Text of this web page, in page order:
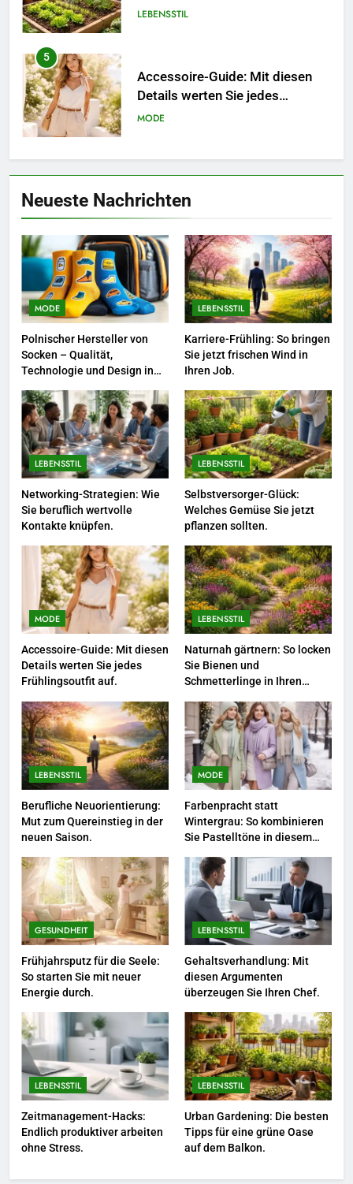
sollten.
LEBENSSTIL
5
Accessoire-Guide: Mit diesen
Details werten Sie jedes
Frühlingsoutfit auf.
MODE
6
Sie Bienen und Schmetterlinge
in Ihren Garten.
LEBENSSTIL
7
Berufliche Neuorientierung: Mut
zum Quereinstieg in der neuen
Saison.
LEBENSSTIL
8
Farbenpracht statt Wintergrau:
So kombinieren Sie Pastelltöne
in diesem Jahr.
MODE
1
Polnischer Hersteller von
Socken – Qualität, Technologie
und Design in einem
2
Karriere-Frühling: So bringen Sie
jetzt frischen Wind in Ihren Job.
3
Networking-Strategien: Wie Sie
beruflich wertvolle Kontakte
knüpfen.
LEBENSSTIL
4
Selbstversorger-Glück: Welches
Gemüse Sie jetzt pflanzen
5
Accessoire-Guide: Mit diesen
Details werten Sie jedes
Frühlingsoutfit auf.
6
Naturnah gärtnern: So locken
Sie Bienen und Schmetterlinge
in Ihren Garten.
LEBENSSTIL
7
Berufliche Neuorientierung: Mut
zum Quereinstieg in der neuen
Neueste Nachrichten
MODE
Polnischer Hersteller von
Socken – Qualität,
Technologie und Design in
LEBENSSTIL
Karriere-Frühling: So bringen
Sie jetzt frischen Wind in
Ihren Job.
LEBENSSTIL
Networking-Strategien: Wie
Sie beruflich wertvolle
Kontakte knüpfen.
LEBENSSTIL
Selbstversorger-Glück:
Welches Gemüse Sie jetzt
pflanzen sollten.
MODE
Accessoire-Guide: Mit diesen
Details werten Sie jedes
Frühlingsoutfit auf.
LEBENSSTIL
Naturnah gärtnern: So locken
Sie Bienen und
Schmetterlinge in Ihren
LEBENSSTIL
Berufliche Neuorientierung:
Mut zum Quereinstieg in der
neuen Saison.
MODE
Farbenpracht statt
Wintergrau: So kombinieren
Sie Pastelltöne in diesem
GESUNDHEIT
Frühjahrsputz für die Seele:
So starten Sie mit neuer
Energie durch.
LEBENSSTIL
Gehaltsverhandlung: Mit
diesen Argumenten
überzeugen Sie Ihren Chef.
LEBENSSTIL
Zeitmanagement-Hacks:
Endlich produktiver arbeiten
ohne Stress.
LEBENSSTIL
Urban Gardening: Die besten
Tipps für eine grüne Oase
auf dem Balkon.